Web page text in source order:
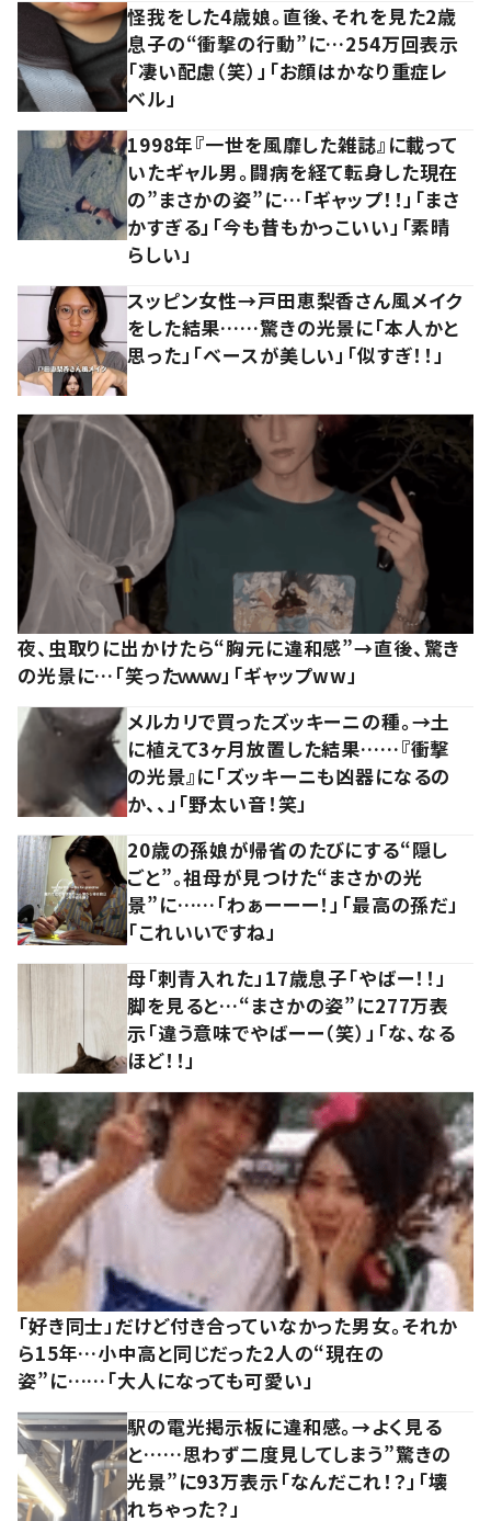
怪我をした4歳娘。直後、それを見た2歳
息子の“衝撃の行動”に…254万回表示
「凄い配慮（笑）」「お顔はかなり重症レ
ベル」
1998年『一世を風靡した雑誌』に載って
いたギャル男。闘病を経て転身した現在
の”まさかの姿”に…「ギャップ！！」「まさ
かすぎる」「今も昔もかっこいい」「素晴
らしい」
スッピン女性→戸田恵梨香さん風メイク
をした結果……驚きの光景に「本人かと
思った」「ベースが美しい」「似すぎ！！」
夜、虫取りに出かけたら“胸元に違和感”→直後、驚き
の光景に…「笑ったｗｗｗ」「ギャップww」
メルカリで買ったズッキーニの種。→土
に植えて3ヶ月放置した結果……『衝撃
の光景』に「ズッキーニも凶器になるの
か、、」「野太い音！笑」
20歳の孫娘が帰省のたびにする“隠し
ごと”。祖母が見つけた“まさかの光
景”に……「わぁーーー！」「最高の孫だ」
「これいいですね」
母「刺青入れた」17歳息子「やばー！！」
脚を見ると…“まさかの姿”に277万表
示「違う意味でやばーー（笑）」「な、なる
ほど！！」
「好き同士」だけど付き合っていなかった男女。それか
ら15年…小中高と同じだった2人の“現在の
姿”に……「大人になっても可愛い」
駅の電光掲示板に違和感。→よく見る
と……思わず二度見してしまう”驚きの
光景”に93万表示「なんだこれ！？」「壊
れちゃった？」